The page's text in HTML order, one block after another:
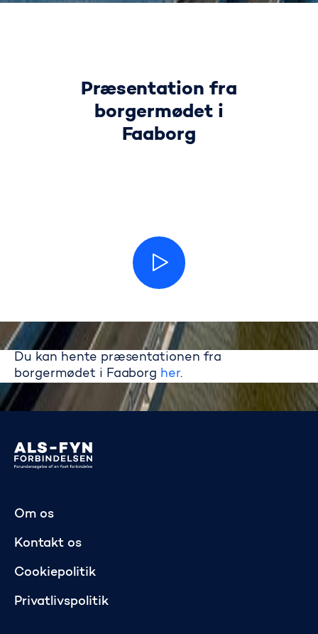
Præsentation fra
borgermødet i
Faaborg
videoen viser en
Du kan hente præsentationen
Du kan hente præsentationen fra
borgermødet i Faaborg her.
Om os
Kontakt os
Cookiepolitik
Privatlivspolitik